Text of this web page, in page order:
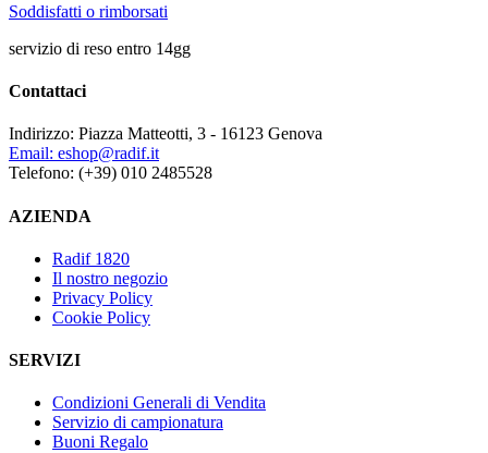
Soddisfatti o rimborsati
servizio di reso entro 14gg
Contattaci
Indirizzo: Piazza Matteotti, 3 - 16123 Genova
Email: eshop@radif.it
Telefono: (+39) 010 2485528
AZIENDA
Radif 1820
Il nostro negozio
Privacy Policy
Cookie Policy
SERVIZI
Condizioni Generali di Vendita
Servizio di campionatura
Buoni Regalo